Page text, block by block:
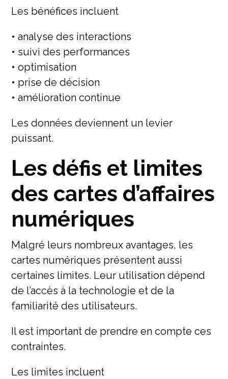
Les bénéfices incluent
• analyse des interactions
• suivi des performances
• optimisation
• prise de décision
• amélioration continue
Les données deviennent un levier
puissant.
Les défis et limites
des cartes d’affaires
numériques
Malgré leurs nombreux avantages, les
cartes numériques présentent aussi
certaines limites. Leur utilisation dépend
de l’accès à la technologie et de la
familiarité des utilisateurs.
Il est important de prendre en compte ces
contraintes.
Les limites incluent